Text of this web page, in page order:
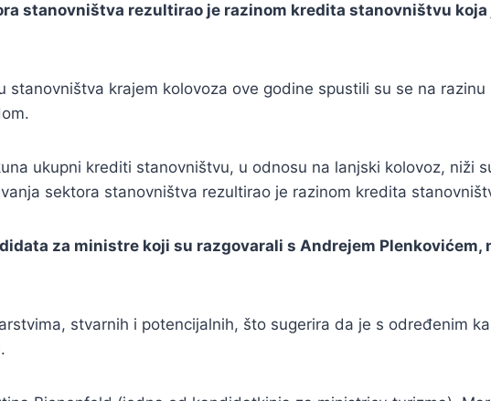
stanovništva rezultirao je razinom kredita stanovništvu koja
krajem kolovoza ove godine spustili su se na razinu
ukupni krediti stanovništvu, u odnosu na lanjski kolovoz, niži
sektora stanovništva rezultirao je razinom kredita
za ministre koji su razgovarali s Andrejem Plenkovićem,
stvarnih i potencijalnih, što sugerira da je s određenim